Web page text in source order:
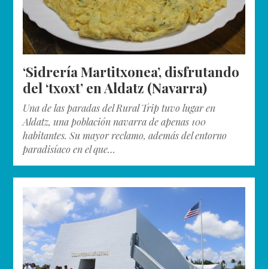
‘Sidrería Martitxonea’, disfrutando
del ‘txoxt’ en Aldatz (Navarra)
Una de las paradas del Rural Trip tuvo lugar en
Aldatz, una población navarra de apenas 100
habitantes. Su mayor reclamo, además del entorno
paradisíaco en el que…